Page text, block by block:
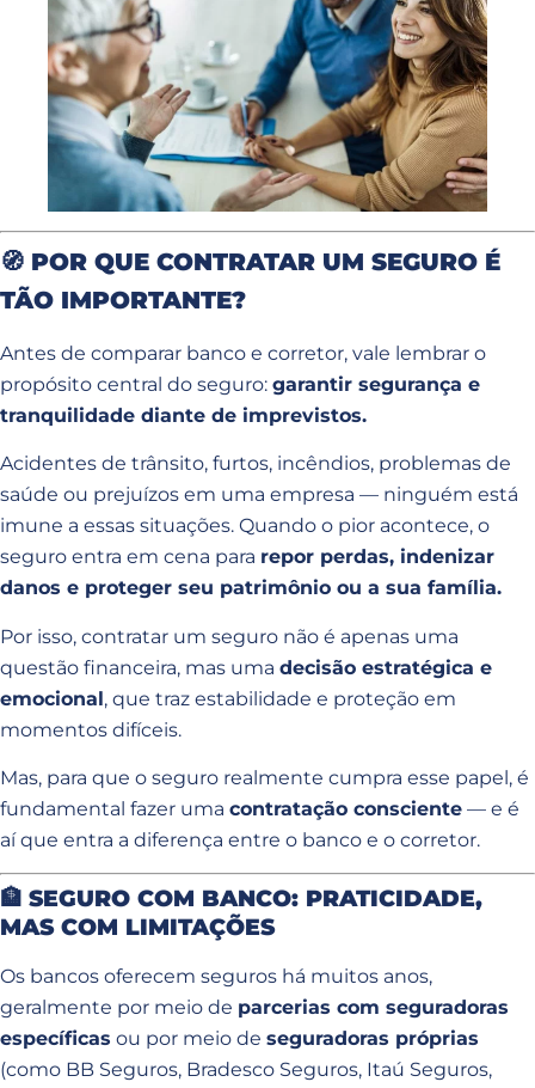
🧭 POR QUE CONTRATAR UM SEGURO É
TÃO IMPORTANTE?
Antes de comparar banco e corretor, vale lembrar o
propósito central do seguro: garantir segurança e
tranquilidade diante de imprevistos.
Acidentes de trânsito, furtos, incêndios, problemas de
saúde ou prejuízos em uma empresa — ninguém está
imune a essas situações. Quando o pior acontece, o
seguro entra em cena para repor perdas, indenizar
danos e proteger seu patrimônio ou a sua família.
Por isso, contratar um seguro não é apenas uma
questão financeira, mas uma decisão estratégica e
emocional, que traz estabilidade e proteção em
momentos difíceis.
Mas, para que o seguro realmente cumpra esse papel, é
fundamental fazer uma contratação consciente — e é
aí que entra a diferença entre o banco e o corretor.
🏦 SEGURO COM BANCO: PRATICIDADE,
MAS COM LIMITAÇÕES
Os bancos oferecem seguros há muitos anos,
geralmente por meio de parcerias com seguradoras
específicas ou por meio de seguradoras próprias
(como BB Seguros, Bradesco Seguros, Itaú Seguros,